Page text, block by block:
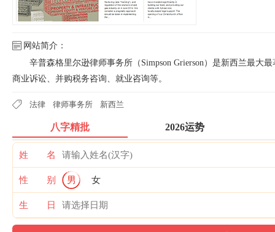
网站简介：
辛普森格里尔逊律师事务所（Simpson Grierson）是新西兰最大
商业诉讼、并购税务咨询、就业咨询等。
法律 律师事务所 新西兰
八字精批 2026运势
姓 名
性 别 男 女
生 日